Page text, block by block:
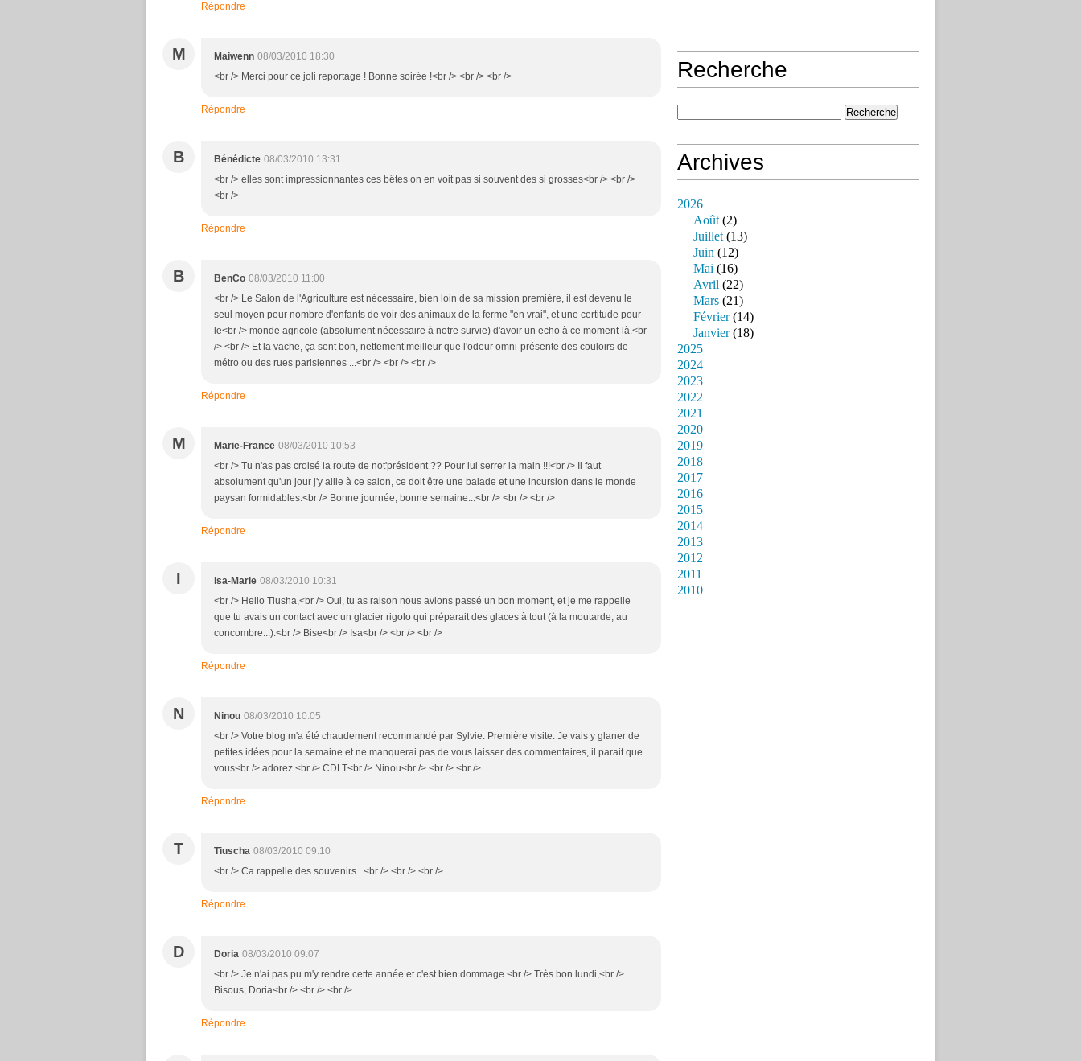
Répondre
M Maiwenn 08/03/2010 18:30
<br /> Merci pour ce joli reportage ! Bonne soirée !<br /> <br /> <br />
Répondre
B Bénédicte 08/03/2010 13:31
<br /> elles sont impressionnantes ces bêtes on en voit pas si souvent des si grosses<br /> <br />
<br />
Répondre
B BenCo 08/03/2010 11:00
<br /> Le Salon de l'Agriculture est nécessaire, bien loin de sa mission première, il est devenu le
seul moyen pour nombre d'enfants de voir des animaux de la ferme "en vrai", et une certitude pour
le<br /> monde agricole (absolument nécessaire à notre survie) d'avoir un echo à ce moment-là.<br
/> <br /> Et la vache, ça sent bon, nettement meilleur que l'odeur omni-présente des couloirs de
métro ou des rues parisiennes ...<br /> <br /> <br />
Répondre
M Marie-France 08/03/2010 10:53
<br /> Tu n'as pas croisé la route de not'président ?? Pour lui serrer la main !!!<br /> Il faut
absolument qu'un jour j'y aille à ce salon, ce doit être une balade et une incursion dans le monde
paysan formidables.<br /> Bonne journée, bonne semaine...<br /> <br /> <br />
Répondre
I isa-Marie 08/03/2010 10:31
<br /> Hello Tiusha,<br /> Oui, tu as raison nous avions passé un bon moment, et je me rappelle
que tu avais un contact avec un glacier rigolo qui préparait des glaces à tout (à la moutarde, au
concombre...).<br /> Bise<br /> Isa<br /> <br /> <br />
Répondre
N Ninou 08/03/2010 10:05
<br /> Votre blog m'a été chaudement recommandé par Sylvie. Première visite. Je vais y glaner de
petites idées pour la semaine et ne manquerai pas de vous laisser des commentaires, il parait que
vous<br /> adorez.<br /> CDLT<br /> Ninou<br /> <br /> <br />
Répondre
T Tiuscha 08/03/2010 09:10
<br /> Ca rappelle des souvenirs...<br /> <br /> <br />
Répondre
D Doria 08/03/2010 09:07
<br /> Je n'ai pas pu m'y rendre cette année et c'est bien dommage.<br /> Très bon lundi,<br />
Bisous, Doria<br /> <br /> <br />
Répondre
Recherche
Archives
2026
Août(2)
Juillet(13)
Juin (12)
Mai (16)
Avril (22)
Mars (21)
Février(14)
Janvier(18)
2025
2024
2023
2022
2021
2020
2019
2018
2017
2016
2015
2014
2013
2012
2011
2010